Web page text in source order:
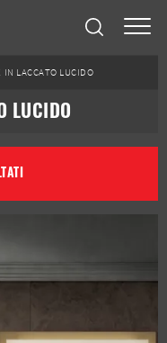
IN LACCATO LUCIDO
LUCIDO